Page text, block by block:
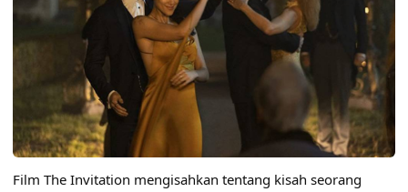
Film The Invitation mengisahkan tentang kisah seorang